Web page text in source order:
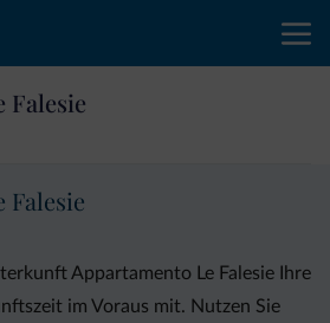
Falesie
Falesie
Appartamento Le Falesie Ihre
im Voraus mit. Nutzen Sie